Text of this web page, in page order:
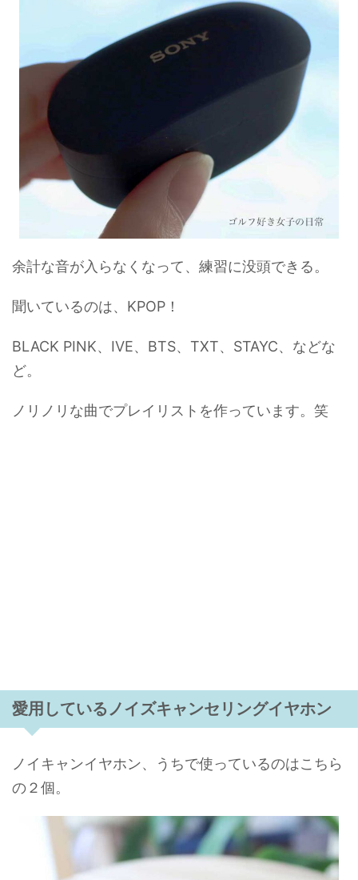
余計な音が入らなくなって、練習に没頭できる。
聞いているのは、KPOP！
BLACK PINK、IVE、BTS、TXT、STAYC、などな
ど。
ノリノリな曲でプレイリストを作っています。笑
愛用しているノイズキャンセリングイヤホン
ノイキャンイヤホン、うちで使っているのはこちら
の２個。